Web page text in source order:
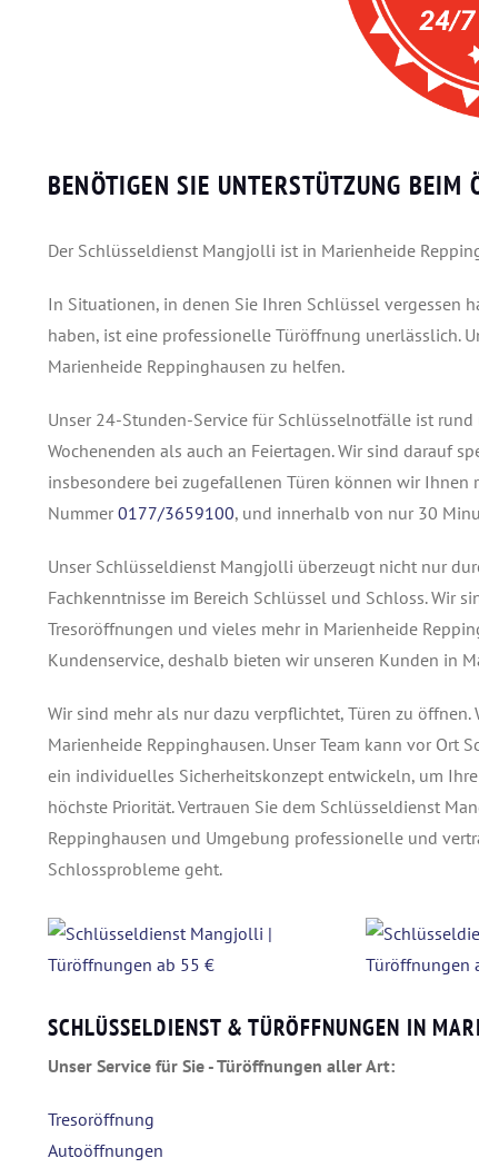
BENÖTIGEN SIE UNTERSTÜTZUNG BEIM
Der Schlüsseldienst Mangjolli ist in Marienheide
In Situationen, in denen Sie Ihren Schlüssel vergessen
haben, ist eine professionelle Türöffnung unerlässlich.
Marienheide Reppinghausen zu helfen.
Unser 24-Stunden-Service für Schlüsselnotfälle ist
Wochenenden als auch an Feiertagen. Wir sind darauf
insbesondere bei zugefallenen Türen können wir Ihnen
Nummer 0177/3659100, und innerhalb von nur 30
Unser Schlüsseldienst Mangjolli überzeugt nicht nur
Fachkenntnisse im Bereich Schlüssel und Schloss. Wir
Tresoröffnungen und vieles mehr in Marienheide
Kundenservice, deshalb bieten wir unseren Kunden in
Wir sind mehr als nur dazu verpflichtet, Türen zu
Marienheide Reppinghausen. Unser Team kann vor
ein individuelles Sicherheitskonzept entwickeln, um
höchste Priorität. Vertrauen Sie dem Schlüsseldienst
Reppinghausen und Umgebung professionelle und
Schlossprobleme geht.
SCHLÜSSELDIENST & TÜRÖFFNUNGEN IN
Unser Service für Sie - Türöffnungen aller Art:
Tresoröffnung
Autoöffnungen